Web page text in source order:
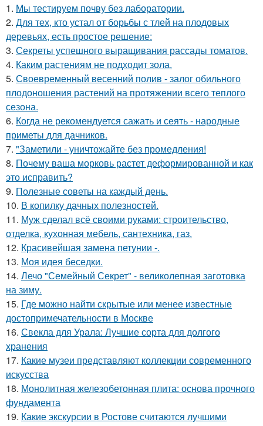
1. Мы тестируем почву без лаборатории.
2. Для тех, кто устал от борьбы с тлей на плодовых
деревьях, есть простое решение:
3. Секреты успешного выращивания рассады томатов.
4. Каким растениям не подходит зола.
5. Своевременный весенний полив - залог обильного
плодоношения растений на протяжении всего теплого
сезона.
6. Когда не рекомендуется сажать и сеять - народные
приметы для дачников.
7. "Заметили - уничтожайте без промедления!
8. Почему ваша морковь растет деформированной и как
это исправить?
9. Полезные советы на каждый день.
10. В копилку дачных полезностей.
11. Муж сделал всё своими руками: строительство,
отделка, кухонная мебель, сантехника, газ.
12. Красивейшая замена петунии -.
13. Моя идея беседки.
14. Лечо "Семейный Секрет" - великолепная заготовка
на зиму.
15. Где можно найти скрытые или менее известные
достопримечательности в Москве
16. Свекла для Урала: Лучшие сорта для долгого
хранения
17. Какие музеи представляют коллекции современного
искусства
18. Монолитная железобетонная плита: основа прочного
фундамента
19. Какие экскурсии в Ростове считаются лучшими